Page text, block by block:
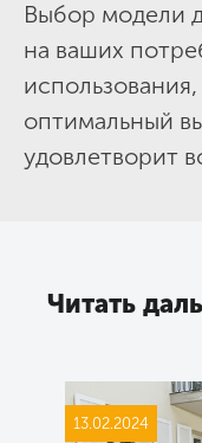
Выбор модели
на ваших
оптимальный
удовлетворит
Читать
13.02.2024